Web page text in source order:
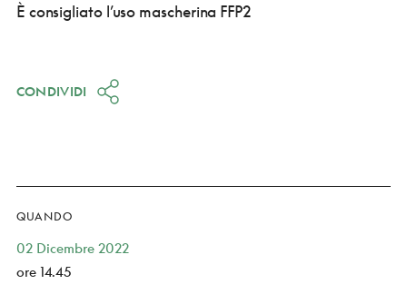
È consigliato l’uso mascherina FFP2
CONDIVIDI
QUANDO
02 Dicembre 2022
ore 14.45